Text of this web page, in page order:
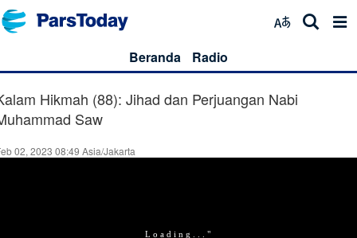
Beranda Radio
Hikmah (88): Jihad dan Perjuangan Nabi
Saw
02, 2023 08:49 Asia/Jakarta